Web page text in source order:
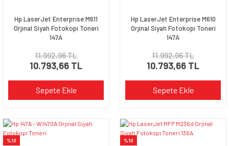
Hp LaserJet Enterprise M611
Orjinal Siyah Fotokopi Toneri
147A
11.992,96 TL
10.793,66 TL
Sepete Ekle
Hp LaserJet Enterprise M610
Orjinal Siyah Fotokopi Toneri
147A
11.992,96 TL
10.793,66 TL
Sepete Ekle
%10 %10